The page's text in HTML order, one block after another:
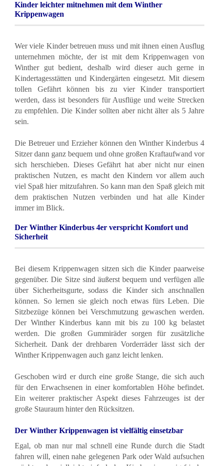
Kinder leichter mitnehmen mit dem Winther
Krippenwagen
Wer viele Kinder betreuen muss und mit ihnen einen Ausflug
unternehmen möchte, der ist mit dem Krippenwagen von
Winther gut bedient, deshalb wird dieser auch gerne in
Kindertagesstätten und Kindergärten eingesetzt. Mit diesem
tollen Gefährt können bis zu vier Kinder transportiert
werden, dass ist besonders für Ausflüge und weite Strecken
zu empfehlen. Die Kinder sollten aber nicht älter als 5 Jahre
sein.
Die Betreuer und Erzieher können den Winther Kinderbus 4
Sitzer dann ganz bequem und ohne großen Kraftaufwand vor
sich herschieben. Dieses Gefährt hat aber nicht nur einen
praktischen Nutzen, es macht den Kindern vor allem auch
viel Spaß hier mitzufahren. So kann man den Spaß gleich mit
dem praktischen Nutzen verbinden und hat alle Kinder
immer im Blick.
Der Winther Kinderbus 4er verspricht Komfort und
Sicherheit
Bei diesem Krippenwagen sitzen sich die Kinder paarweise
gegenüber. Die Sitze sind äußerst bequem und verfügen alle
über Sicherheitsgurte, sodass die Kinder sich anschnallen
können. So lernen sie gleich noch etwas fürs Leben. Die
Sitzbezüge können bei Verschmutzung gewaschen werden.
Der Winther Kinderbus kann mit bis zu 100 kg belastet
werden. Die großen Gummiräder sorgen für zusätzliche
Sicherheit. Dank der drehbaren Vorderräder lässt sich der
WintherKrippenwagen auch ganz leicht lenken.
Geschoben wird er durch eine große Stange, die sich auch
für den Erwachsenen in einer komfortablen Höhe befindet.
Ein weiterer praktischer Aspekt dieses Fahrzeuges ist der
große Stauraum hinter den Rücksitzen.
Der Winther Krippenwagen ist vielfältig einsetzbar
Egal, ob man nur mal schnell eine Runde durch die Stadt
fahren will, einen nahe gelegenen Park oder Wald aufsuchen